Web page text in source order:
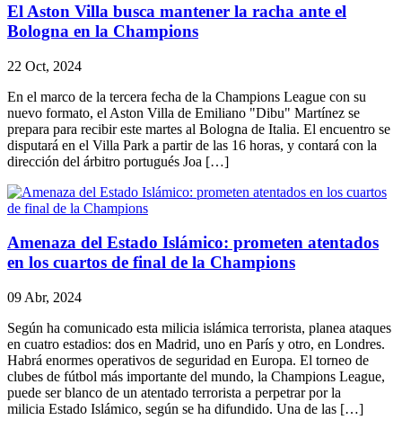
El Aston Villa busca mantener la racha ante el
Bologna en la Champions
22 Oct, 2024
En el marco de la tercera fecha de la Champions League con su
nuevo formato, el Aston Villa de Emiliano "Dibu" Martínez se
prepara para recibir este martes al Bologna de Italia. El encuentro se
disputará en el Villa Park a partir de las 16 horas, y contará con la
dirección del árbitro portugués Joa […]
Amenaza del Estado Islámico: prometen atentados
en los cuartos de final de la Champions
09 Abr, 2024
Según ha comunicado esta milicia islámica terrorista, planea ataques
en cuatro estadios: dos en Madrid, uno en París y otro, en Londres.
Habrá enormes operativos de seguridad en Europa. El torneo de
clubes de fútbol más importante del mundo, la Champions League,
puede ser blanco de un atentado terrorista a perpetrar por la
milicia Estado Islámico, según se ha difundido. Una de las […]